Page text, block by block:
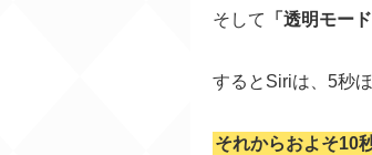
そして 「透明モード
するとSiriは、5秒
それからおよそ10